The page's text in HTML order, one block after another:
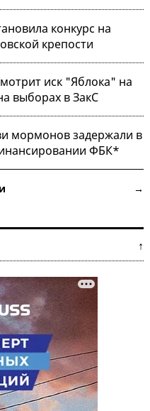
конкурс на
крепости
иск "Яблока" на
выборах в ЗакС
мормонов задержали в
ФБК*
новости →
↑